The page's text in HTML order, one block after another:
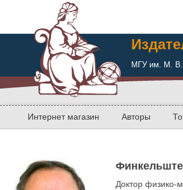
МГУ им. М. В.
Интернет магазин Авторы
Доктор физико-